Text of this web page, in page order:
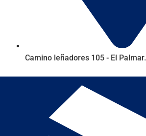
Camino leñadores 105 - El Palmar.